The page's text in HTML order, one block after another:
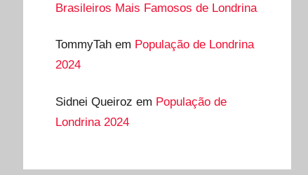
Brasileiros Mais Famosos de Londrina
TommyTahem População de Londrina
2024
Sidnei Queiroz em População de
Londrina 2024